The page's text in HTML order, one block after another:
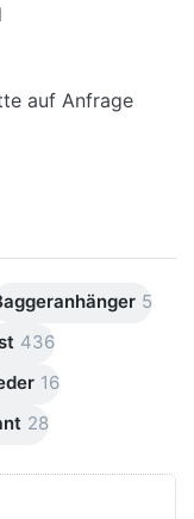
auf Anfrage
5
436
16
28